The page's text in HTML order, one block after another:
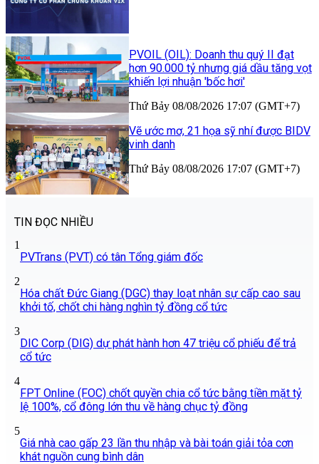
PVOIL (OIL): Doanh thu quý II đạt
hơn 90.000 tỷ nhưng giá dầu tăng vọt
khiến lợi nhuận 'bốc hơi'
Thứ Bảy 08/08/2026 17:07 (GMT+7)
Vẽ ước mơ, 21 họa sỹ nhí được BIDV
vinh danh
Thứ Bảy 08/08/2026 17:07 (GMT+7)
TIN ĐỌC NHIỀU
1
PVTrans (PVT) có tân Tổng giám đốc
2
Hóa chất Đức Giang (DGC) thay loạt nhân sự cấp cao sau
khởi tố, chốt chi hàng nghìn tỷ đồng cổ tức
3
DIC Corp (DIG) dự phát hành hơn 47 triệu cổ phiếu để trả
cổ tức
4
FPT Online (FOC) chốt quyền chia cổ tức bằng tiền mặt tỷ
lệ 100%, cổ đông lớn thu về hàng chục tỷ đồng
5
Giá nhà cao gấp 23 lần thu nhập và bài toán giải tỏa cơn
khát nguồn cung bình dân